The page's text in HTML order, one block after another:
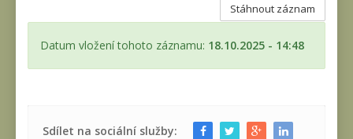
Stáhnout záznam
Datum vložení tohoto záznamu: 18.10.2025 - 14:48
Sdílet na sociální služby: